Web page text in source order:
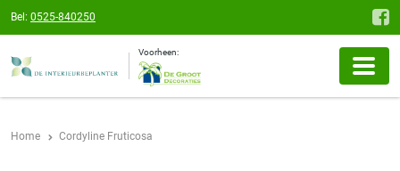
Bel: 0525-840250
Voorheen:
Home Cordyline Fruticosa